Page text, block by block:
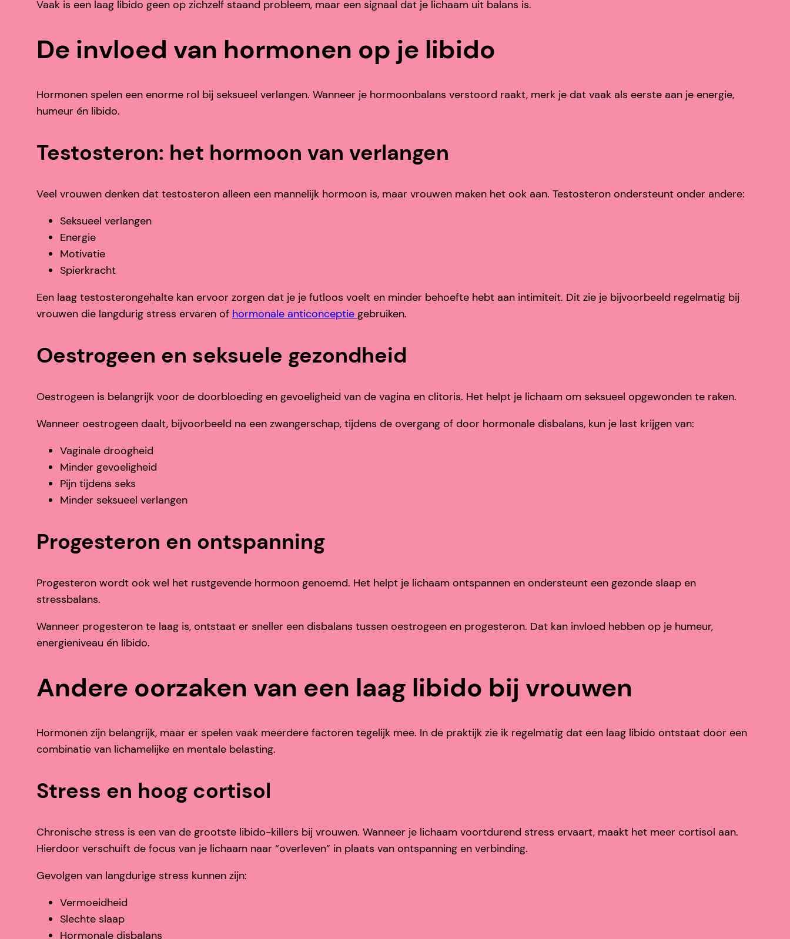
Vaak is een laag libido geen op zichzelf staand probleem, maar een signaal dat je lichaam uit balans is.
De invloed van hormonen op je libido
Hormonen spelen een enorme rol bij seksueel verlangen. Wanneer je hormoonbalans verstoord raakt, merk je dat vaak als eerste aan je energie,
humeur én libido.
Testosteron: het hormoon van verlangen
Veel vrouwen denken dat testosteron alleen een mannelijk hormoon is, maar vrouwen maken het ook aan. Testosteron ondersteunt onder andere:
Seksueel verlangen
Energie
Motivatie
Spierkracht
Een laag testosterongehalte kan ervoor zorgen dat je je futloos voelt en minder behoefte hebt aan intimiteit. Dit zie je bijvoorbeeld regelmatig bij
vrouwen die langdurig stress ervaren of hormonale anticonceptie gebruiken.
Oestrogeen en seksuele gezondheid
Oestrogeen is belangrijk voor de doorbloeding en gevoeligheid van de vagina en clitoris. Het helpt je lichaam om seksueel opgewonden te raken.
Wanneer oestrogeen daalt, bijvoorbeeld na een zwangerschap, tijdens de overgang of door hormonale disbalans, kun je last krijgen van:
Vaginale droogheid
Minder gevoeligheid
Pijn tijdens seks
Minder seksueel verlangen
Progesteron en ontspanning
Progesteron wordt ook wel het rustgevende hormoon genoemd. Het helpt je lichaam ontspannen en ondersteunt een gezonde slaap en
stressbalans.
Wanneer progesteron te laag is, ontstaat er sneller een disbalans tussen oestrogeen en progesteron. Dat kan invloed hebben op je humeur,
energieniveau én libido.
Andere oorzaken van een laag libido bij vrouwen
Hormonen zijn belangrijk, maar er spelen vaak meerdere factoren tegelijk mee. In de praktijk zie ik regelmatig dat een laag libido ontstaat door een
combinatie van lichamelijke en mentale belasting.
Stress en hoog cortisol
Chronische stress is een van de grootste libido-killers bij vrouwen. Wanneer je lichaam voortdurend stress ervaart, maakt het meer cortisol aan.
Hierdoor verschuift de focus van je lichaam naar “overleven” in plaats van ontspanning en verbinding.
Gevolgen van langdurige stress kunnen zijn:
Vermoeidheid
Slechte slaap
Hormonale disbalans